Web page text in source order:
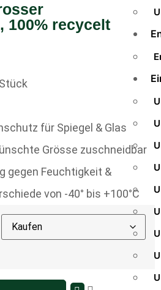
100% recycelt
für Spiegel & Glas
Grösse zuschneidbar
gegen Feuchtigkeit &
von -40° bis +100°C